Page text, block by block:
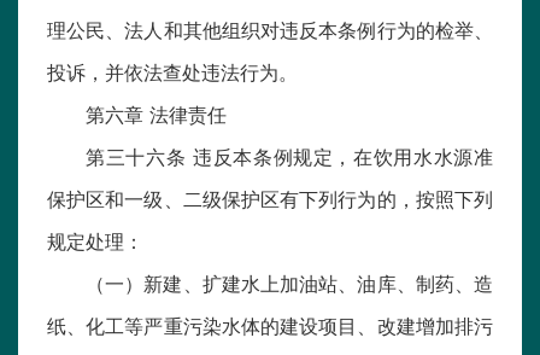
理公民、法人和其他组织对违反本条例行为的检举、
投诉，并依法查处违法行为。
第六章 法律责任
第三十六条 违反本条例规定，在饮用水水源准
保护区和一级、二级保护区有下列行为的，按照下列
规定处理：
（一）新建、扩建水上加油站、油库、制药、造
纸、化工等严重污染水体的建设项目、改建增加排污